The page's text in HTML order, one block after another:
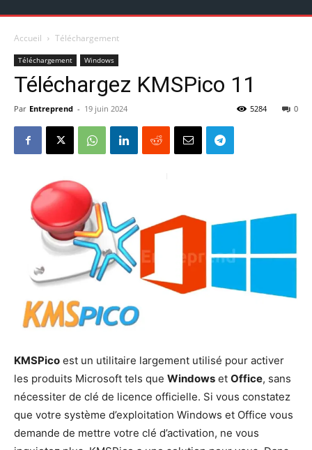
Accueil Téléchargement
Téléchargement Windows
Téléchargez KMSPico 11
Par Entreprend - 19 juin 2024 0
5284
KMSPico est un utilitaire largement utilisé pour activer
les produits Microsoft tels que Windows et Office, sans
nécessiter de clé de licence officielle. Si vous constatez
que votre système d’exploitation Windows et Office vous
demande de mettre votre clé d’activation, ne vous